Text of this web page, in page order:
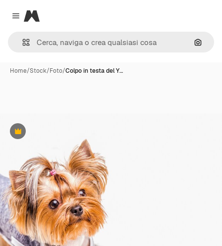
Close menu
Magnific
Cerca
Home/Stock/Foto/Colpo in testa del Y…
Premium